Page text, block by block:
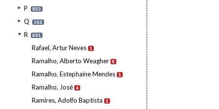
P 853
Q 162
R 691
Rafael, Artur Neves 1
Ramalho, Alberto Weagher 6
Ramalho, Estephaine Mendes 1
Ramalho, José 4
Ramires, Adolfo Baptista 1